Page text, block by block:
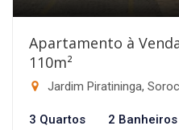
Apartamento à
110m²
Jardim Piratininga,
3 Quartos 2 Banheiros